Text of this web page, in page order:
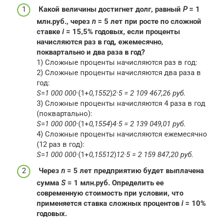
Какой величины достигнет долг, равный P= 1
млн.руб., через n = 5 лет при росте по сложной
ставке i = 15,5% годовых, если проценты
начисляются раз в год, ежемесячно,
поквартально и два раза в год?
1) Сложные проценты начисляются раз в год:
2) Сложные проценты начисляются два раза в
год:
S=1 000 000·(1+0,1552​)2·5= 2 109 467,26 руб.
3) Сложные проценты начисляются 4 раза в год
(поквартально):
S=1 000 000·(1+0,1554​)4·5= 2 139 049,01 руб.
4) Сложные проценты начисляются ежемесячно
(12 раз в год):
S=1 000 000·(1+0,15512​)12·5= 2 159 847,20 руб.
Через n = 5 лет предприятию будет выплачена
сумма S= 1 млн.руб. Определить ее
современную стоимость при условии, что
применяется ставка сложных процентов i = 10%
годовых.